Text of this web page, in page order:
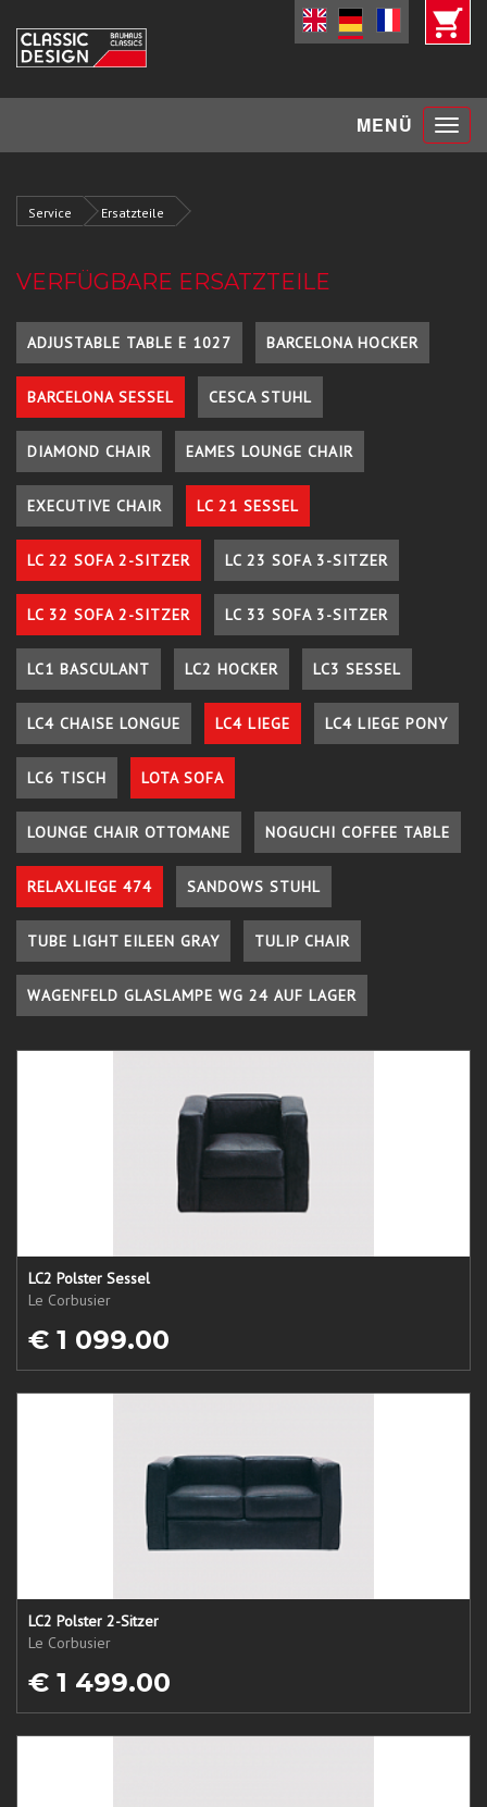
MENÜ Toggle
Service Ersatzteile
VERFÜGBARE ERSATZTEILE
ADJUSTABLE TABLE E 1027 BARCELONA HOCKER
BARCELONA SESSEL CESCA STUHL
DIAMOND CHAIR EAMES LOUNGE CHAIR
EXECUTIVE CHAIR LC 21 SESSEL
LC 22 SOFA 2-SITZER LC 23 SOFA 3-SITZER
LC 32 SOFA 2-SITZER LC 33 SOFA 3-SITZER
LC1 BASCULANT LC2 HOCKER LC3 SESSEL
LC4 CHAISE LONGUE LC4 LIEGE LC4 LIEGE PONY
LC6 TISCH LOTA SOFA
LOUNGE CHAIR OTTOMANE NOGUCHI COFFEE TABLE
RELAXLIEGE 474 SANDOWS STUHL
TUBE LIGHT EILEEN GRAY TULIP CHAIR
WAGENFELD GLASLAMPE WG 24 AUF LAGER
LC2 Polster Sessel
Le Corbusier
€ 1 099.00
LC2 Polster 2-Sitzer
Le Corbusier
€ 1 499.00